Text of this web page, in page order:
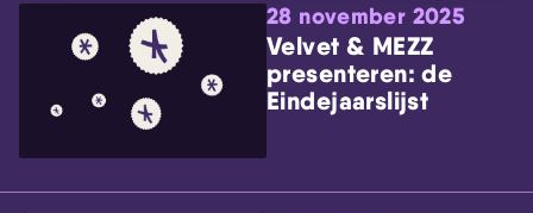
28 november 2025
Velvet & MEZZ
presenteren: de
Eindejaarslijst